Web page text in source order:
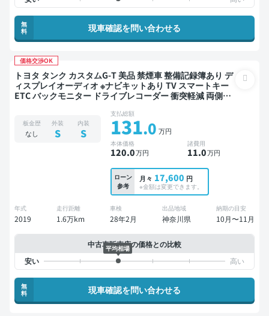
無
料
現車確認を問い合わせる
価格交渉OK
トヨタ タンク カスタムG-T 美品 禁煙車 整備記録簿あり デ
ィスプレイオーディオ ※ナビキットあり TV スマートキー
ETC バックモニター ドライブレコーダー 衝突軽減 両側電
板金歴
なし
外装
S
内装
S
支払総額
131.0 万円
本体価格
120.0万円
諸費用
11.0万円
ローン
参考
月々 17,600 円
※金額は変更できます。
年式
2019
走行距離
1.6万km
車検
28年2月
出品地域
神奈川県
納期の目安
10月〜11月
中古車販売店の価格との比較
平均相場
無
料
現車確認を問い合わせる